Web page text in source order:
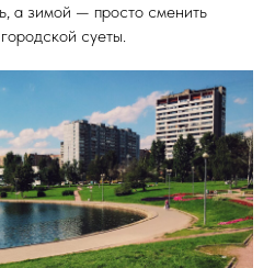
а зимой — просто сменить
суеты.